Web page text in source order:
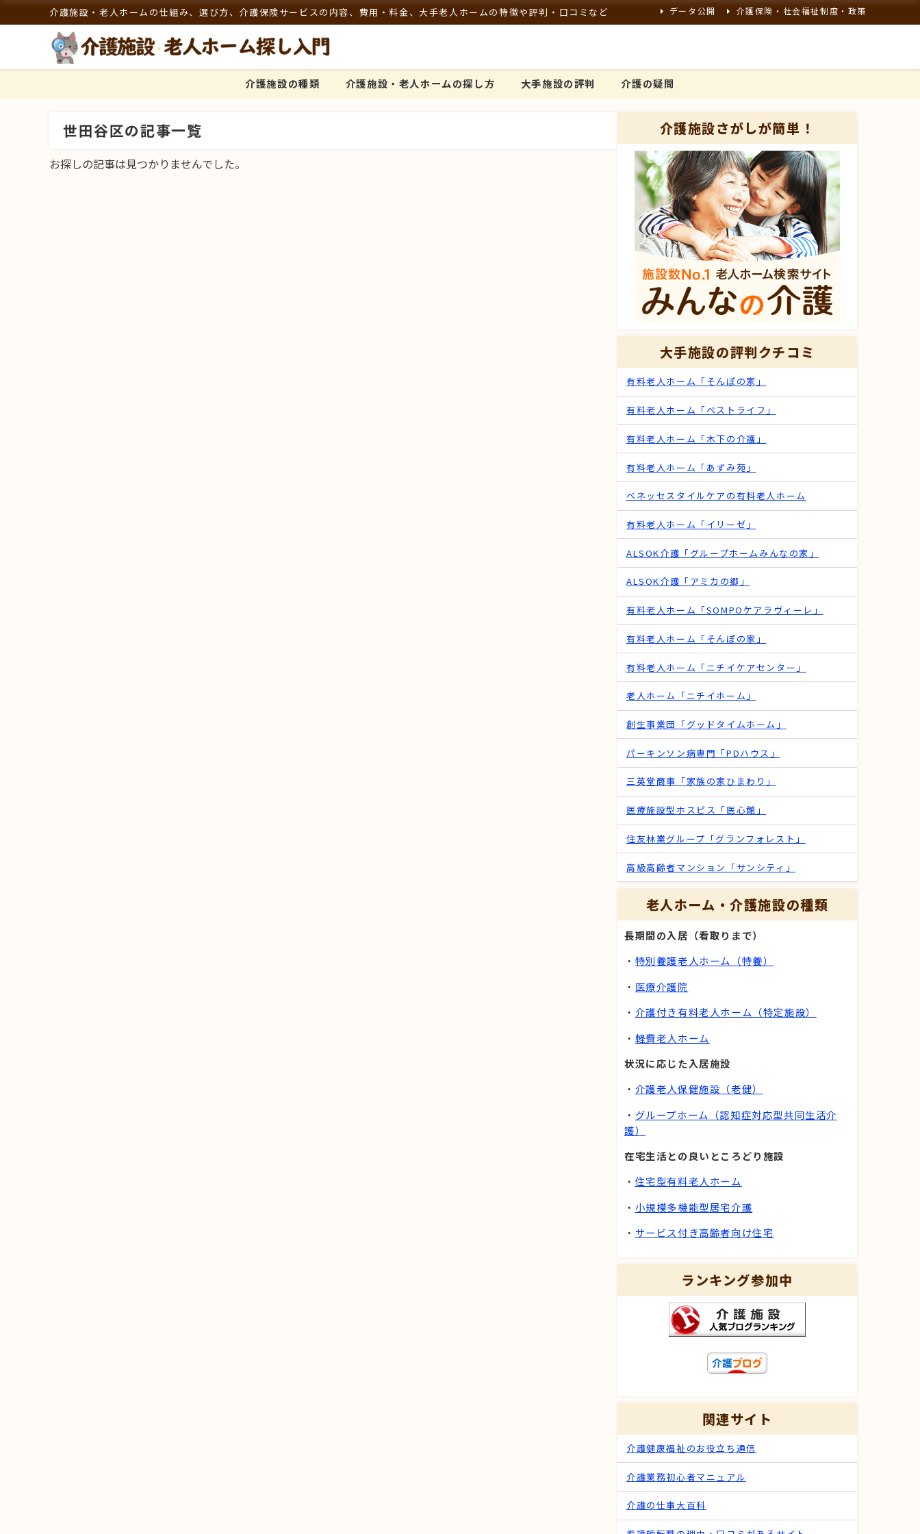
介護施設・老人ホームの仕組み、選び方、介護保険サービスの内容、費用・料金、大手老人ホームの特徴や評判・口コミなど データ公開 介護保険・社会福祉制度・政策
介護施設の種類 介護施設・老人ホームの探し方 大手施設の評判 介護の疑問
世田谷区の記事一覧
お探しの記事は見つかりませんでした。
介護施設さがしが簡単！
大手施設の評判クチコミ
有料老人ホーム「そんぽの家」
有料老人ホーム「ベストライフ」
有料老人ホーム「木下の介護」
有料老人ホーム「あずみ苑」
ベネッセスタイルケアの有料老人ホーム
有料老人ホーム「イリーゼ」
ALSOK介護「グループホームみんなの家」
ALSOK介護「アミカの郷」
有料老人ホーム「SOMPOケアラヴィーレ」
有料老人ホーム「そんぽの家」
有料老人ホーム「ニチイケアセンター」
老人ホーム「ニチイホーム」
創生事業団「グッドタイムホーム」
パーキンソン病専門「PDハウス」
三英堂商事「家族の家ひまわり」
医療施設型ホスピス「医心館」
住友林業グループ「グランフォレスト」
高級高齢者マンション「サンシティ」
老人ホーム・介護施設の種類
長期間の入居（看取りまで）
・ 特別養護老人ホーム（特養）
・ 医療介護院
・ 介護付き有料老人ホーム（特定施設）
・ 軽費老人ホーム
状況に応じた入居施設
・ 介護老人保健施設（老健）
・ グループホーム（認知症対応型共同生活介
護）
在宅生活との良いところどり施設
・ 住宅型有料老人ホーム
・ 小規模多機能型居宅介護
・ サービス付き高齢者向け住宅
ランキング参加中
関連サイト
介護健康福祉のお役立ち通信
介護業務初心者マニュアル
介護の仕事大百科